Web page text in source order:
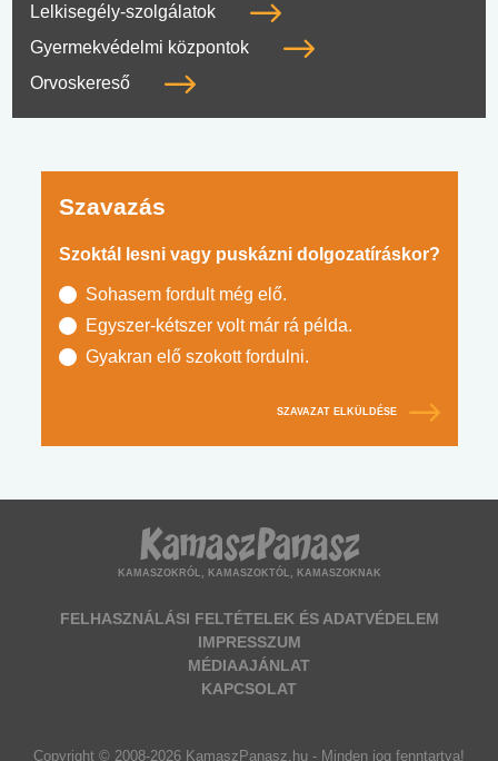
Lelkisegély-szolgálatok
Gyermekvédelmi központok
Orvoskereső
Szavazás
Szoktál lesni vagy puskázni dolgozatíráskor?
Sohasem fordult még elő.
Egyszer-kétszer volt már rá példa.
Gyakran elő szokott fordulni.
SZAVAZAT ELKÜLDÉSE
KAMASZOKRÓL, KAMASZOKTÓL, KAMASZOKNAK
FELHASZNÁLÁSI FELTÉTELEK ÉS ADATVÉDELEM
IMPRESSZUM
MÉDIAAJÁNLAT
KAPCSOLAT
Copyright © 2008-2026 KamaszPanasz.hu - Minden jog fenntartva!